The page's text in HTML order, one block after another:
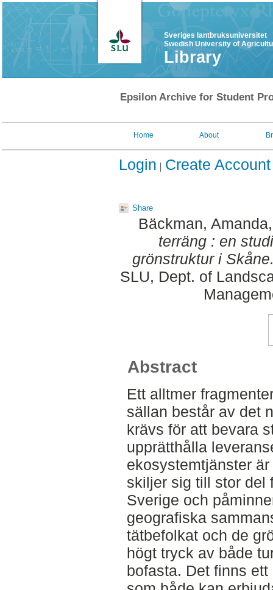
Sveriges lantbruksuniversitet
Swedish University of
Library
Epsilon Archive for Student
Home About
Login Create Account
Share
Bäckman, Amanda
terräng : en
grönstruktur i
SLU, Dept. of
Abstract
Ett alltmer
sällan består av det
krävs för att bevara
upprätthålla
ekosystemtjänster
skiljer sig till stor del
Sverige och
geografiska
tätbefolkat och de
högt tryck av både
bofasta. Det finns